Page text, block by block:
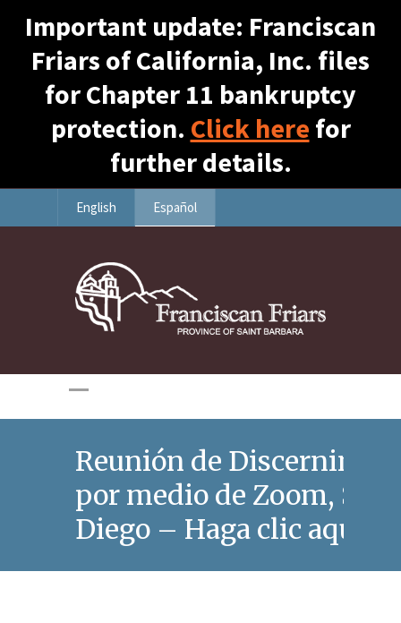
Important update: Franciscan
Friars of California, Inc. files
for Chapter 11 bankruptcy
protection. Click here for
further details.
English Español
Reunión de
por medio de Zoom, San
Diego – Haga clic aqui